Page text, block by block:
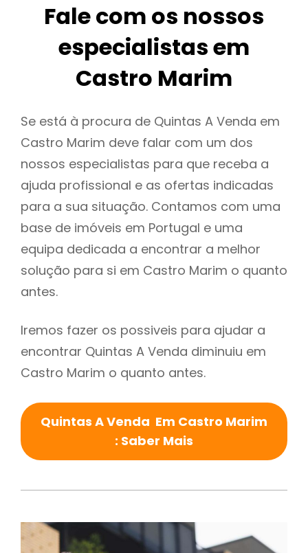
Fale com os nossos
especialistas em
Castro Marim
Se está à procura de Quintas A Venda em
Castro Marim deve falar com um dos
nossos especialistas para que receba a
ajuda profissional e as ofertas indicadas
para a sua situação. Contamos com uma
base de imóveis em Portugal e uma
equipa dedicada a encontrar a melhor
solução para si em Castro Marim o quanto
antes.
Iremos fazer os possiveis para ajudar a
encontrar Quintas A Venda diminuiu em
Castro Marim o quanto antes.
Quintas A Venda Em Castro Marim
: Saber Mais